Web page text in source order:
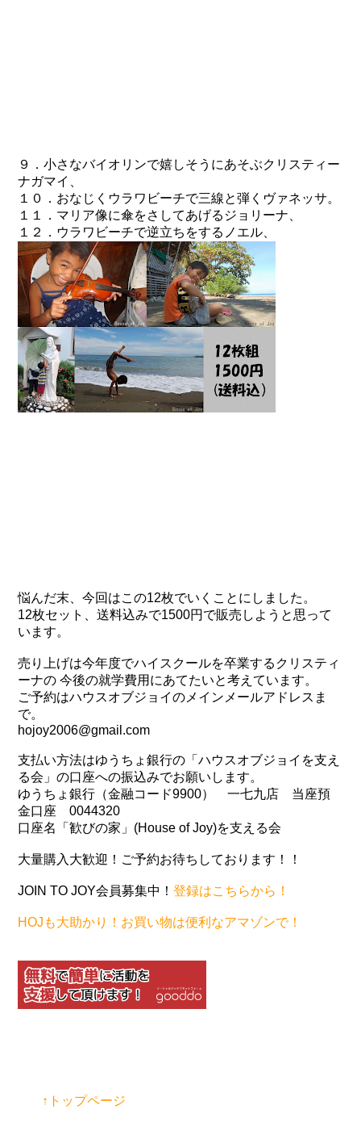
９．小さなバイオリンで嬉しそうにあそぶクリスティー
ナガマイ、
１０．おなじくウラワビーチで三線と弾くヴァネッサ。
１１．マリア像に傘をさしてあげるジョリーナ、
１２．ウラワビーチで逆立ちをするノエル、
悩んだ末、今回はこの12枚でいくことにしました。
12枚セット、送料込みで1500円で販売しようと思って
います。
売り上げは今年度でハイスクールを卒業するクリスティ
ーナの 今後の就学費用にあてたいと考えています。
ご予約はハウスオブジョイのメインメールアドレスま
で。
hojoy2006@gmail.com
支払い方法はゆうちょ銀行の「ハウスオブジョイを支え
る会」の口座への振込みでお願いします。
ゆうちょ銀行（金融コード9900） 一七九店 当座預
金口座 0044320
口座名「歓びの家」(House of Joy)を支える会
大量購入大歓迎！ご予約お待ちしております！！
JOIN TO JOY会員募集中！登録はこちらから！
HOJも大助かり！お買い物は便利なアマゾンで！
↑トップページ